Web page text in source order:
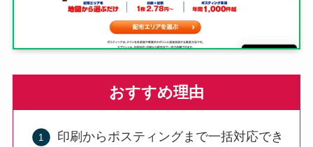
おすすめ理由
印刷からポスティングまで一括対応でき